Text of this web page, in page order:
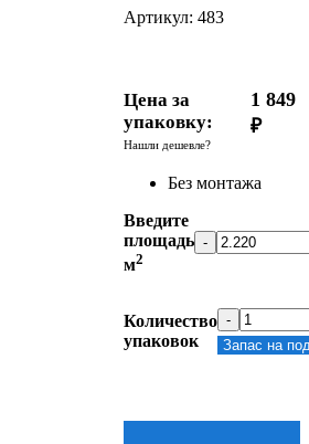
Артикул: 483
Цена за
упаковку:
1 849
₽
Нашли дешевле?
Без монтажа
Введите
площадь
м2
-
Количество
упаковок
-
Запас на